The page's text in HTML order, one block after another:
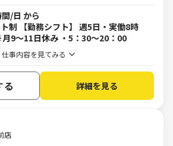
/日 から
制 【勤務シフト】 週5日・実働8時
9～11日休み ・5：30～20：00
仕事内容を見てみる
る 詳細を見る
店